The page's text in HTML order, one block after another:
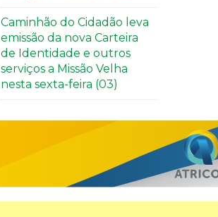
Caminhão do Cidadão leva
emissão da nova Carteira
de Identidade e outros
serviços a Missão Velha
nesta sexta-feira (03)